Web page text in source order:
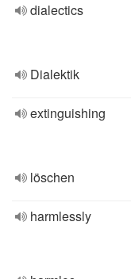
dialectics
Dialektik
extinguishing
löschen
harmlessly